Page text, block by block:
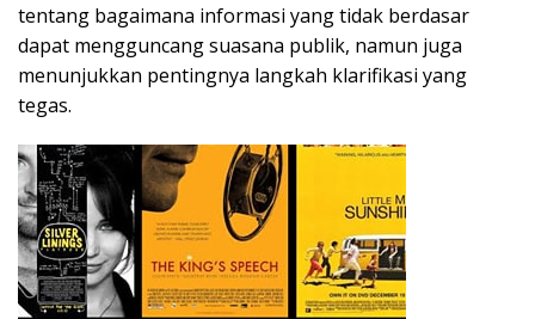
tentang bagaimana informasi yang tidak berdasar
dapat mengguncang suasana publik, namun juga
menunjukkan pentingnya langkah klarifikasi yang
tegas.